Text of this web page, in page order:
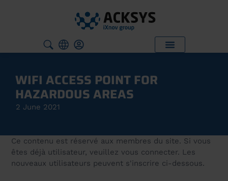
WIFI ACCESS POINT FOR
HAZARDOUS AREAS
2 June 2021
Ce contenu est réservé aux membres du site. Si vous
êtes déjà utilisateur, veuillez vous connecter. Les
nouveaux utilisateurs peuvent s'inscrire ci-dessous.